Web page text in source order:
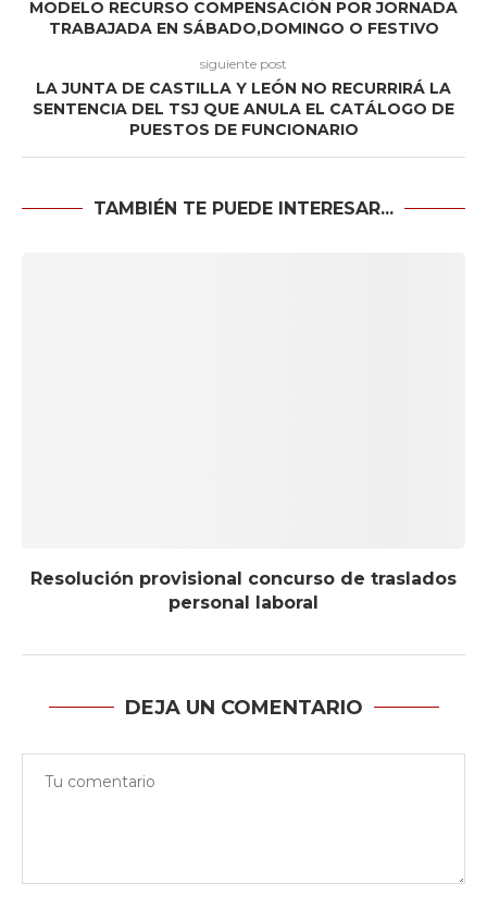
MODELO RECURSO COMPENSACIÓN POR JORNADA
TRABAJADA EN SÁBADO,DOMINGO O FESTIVO
siguiente post
LA JUNTA DE CASTILLA Y LEÓN NO RECURRIRÁ LA
SENTENCIA DEL TSJ QUE ANULA EL CATÁLOGO DE
PUESTOS DE FUNCIONARIO
TAMBIÉN TE PUEDE INTERESAR...
Resolución provisional concurso de traslados
personal laboral
DEJA UN COMENTARIO